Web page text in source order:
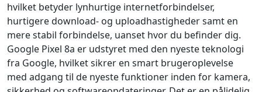
hvilket betyder lynhurtige internetforbindelser,
hurtigere download- og uploadhastigheder samt en
mere stabil forbindelse, uanset hvor du befinder dig.
Google Pixel 8a er udstyret med den nyeste teknologi
fra Google, hvilket sikrer en smart brugeroplevelse
med adgang til de nyeste funktioner inden for kamera,